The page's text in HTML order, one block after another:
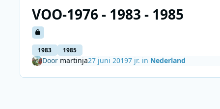
VOO-1976 - 1983 - 1985
1983 1985
Door martinja27 juni 20197 jr. in Nederland